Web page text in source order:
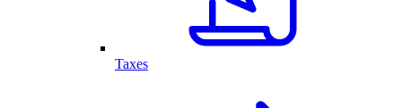
Taxes